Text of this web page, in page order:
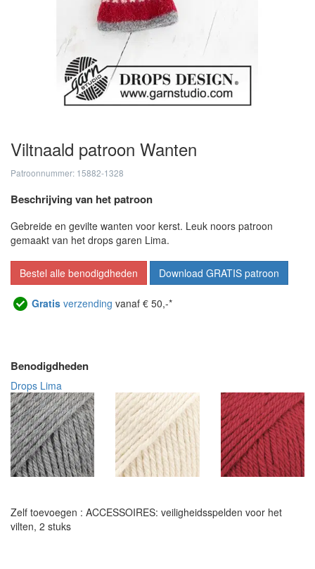
Viltnaald patroon Wanten
Patroonnummer: 15882-1328
Beschrijving van het patroon
Gebreide en gevilte wanten voor kerst. Leuk noors patroon
gemaakt van het drops garen Lima.
Bestel alle benodigdheden Download GRATIS patroon
Gratis verzending vanaf € 50,-*
Benodigdheden
Drops Lima
Zelf toevoegen : ACCESSOIRES: veiligheidsspelden voor het
vilten, 2 stuks